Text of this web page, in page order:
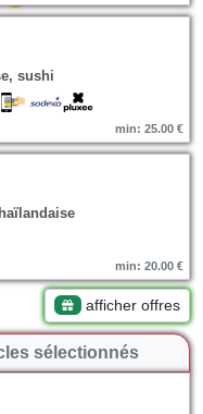
sushi
min: 25.00 €
min: 20.00 €
afficher offres
sélectionnés